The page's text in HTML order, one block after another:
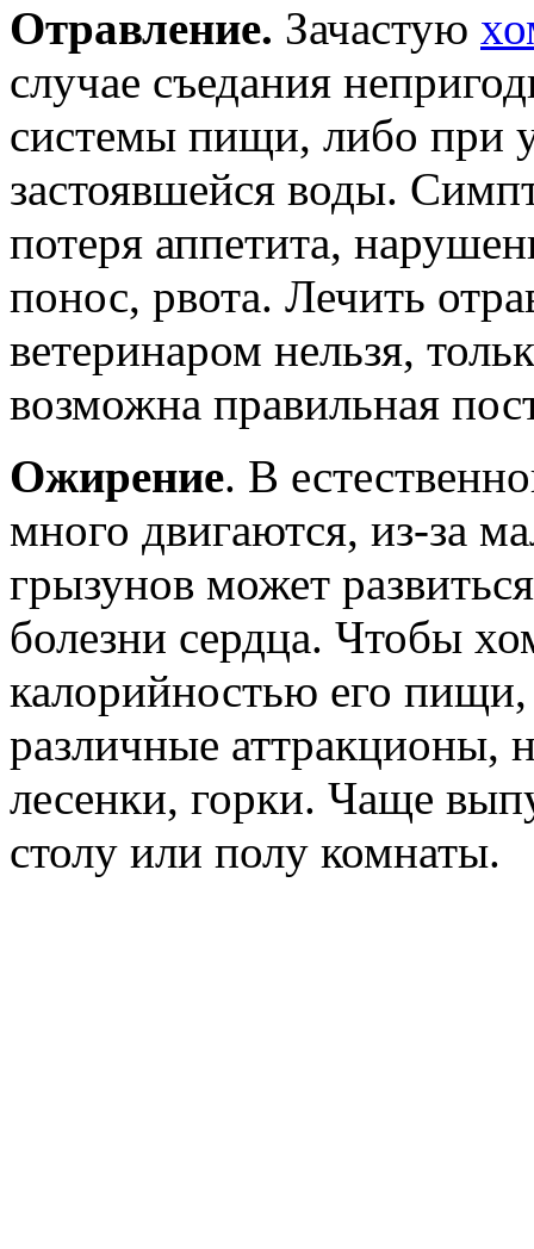
Отравление. Зачастую
случае съедания
системы пищи, либо при
застоявшейся воды.
потеря аппетита,
понос, рвота. Лечить
ветеринаром нельзя,
возможна правильная
Ожирение. В
много двигаются, из-за
грызунов может
болезни сердца. Чтобы
калорийностью его пищи,
различные аттракционы,
лесенки, горки. Чаще
столу или полу комнаты.